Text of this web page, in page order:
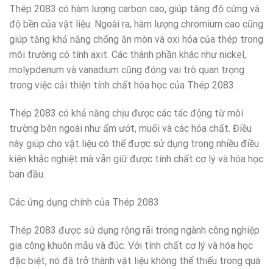
Thép 2083 có hàm lượng carbon cao, giúp tăng độ cứng và
độ bền của vật liệu. Ngoài ra, hàm lượng chromium cao cũng
giúp tăng khả năng chống ăn mòn và oxi hóa của thép trong
môi trường có tính axit. Các thành phần khác như nickel,
molypdenum và vanadium cũng đóng vai trò quan trọng
trong việc cải thiện tính chất hóa học của Thép 2083.
Thép 2083 có khả năng chịu được các tác động từ môi
trường bên ngoài như ẩm ướt, muối và các hóa chất. Điều
này giúp cho vật liệu có thể được sử dụng trong nhiều điều
kiện khắc nghiệt mà vẫn giữ được tính chất cơ lý và hóa học
ban đầu.
Các ứng dụng chính của Thép 2083
Thép 2083 được sử dụng rộng rãi trong ngành công nghiệp
gia công khuôn mẫu và đúc. Với tính chất cơ lý và hóa học
đặc biệt, nó đã trở thành vật liệu không thể thiếu trong quá